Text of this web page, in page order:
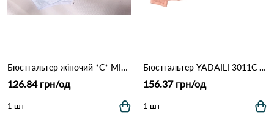
Бюстгальтер жіночий *C* MIS AITOR 8016 3.3 Білий
126.84 грн/од
1 шт
Бюстгальтер YADAILI 3011С 2,2 Персиковий
156.37 грн/од
1 шт